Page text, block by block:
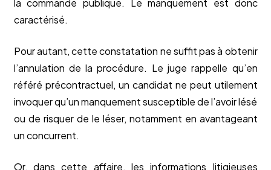
la commande publique. Le manquement est donc
caractérisé.
Pour autant, cette constatation ne suffit pas à obtenir
l’annulation de la procédure. Le juge rappelle qu’en
référé précontractuel, un candidat ne peut utilement
invoquer qu’un manquement susceptible de l’avoir lésé
ou de risquer de le léser, notamment en avantageant
un concurrent.
Or, dans cette affaire, les informations litigieuses